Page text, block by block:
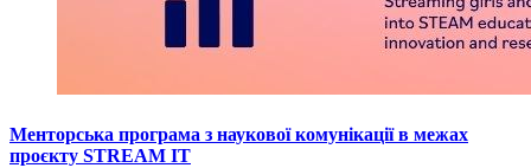
Менторська програма з наукової комунікації в межах
проєкту STREAM IT